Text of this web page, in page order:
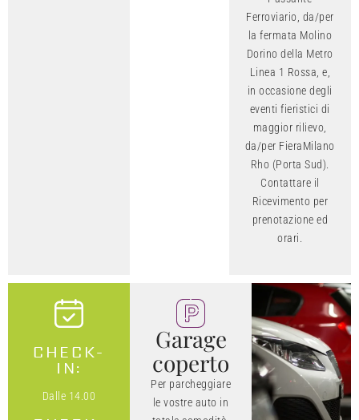
Ferroviario, da/per
la fermata Molino
Dorino della Metro
Linea 1 Rossa, e,
in occasione degli
eventi fieristici di
maggior rilievo,
da/per FieraMilano
Rho (Porta Sud).
Contattare il
Ricevimento per
prenotazione ed
orari.
CHECK-
IN:
Dalle 14.00
Garage
coperto
Per parcheggiare
le vostre auto in